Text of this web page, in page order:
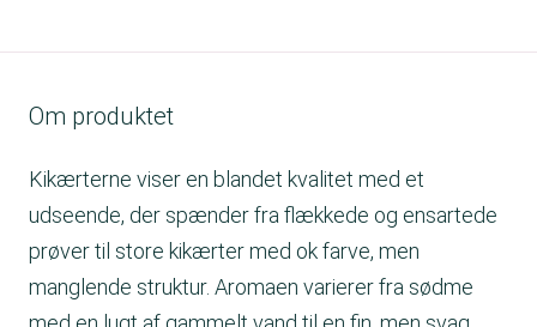
Om produktet
Kikærterne viser en blandet kvalitet med et
udseende, der spænder fra flækkede og ensartede
prøver til store kikærter med ok farve, men
manglende struktur. Aromaen varierer fra sødme